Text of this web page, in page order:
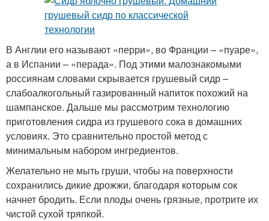
В Англии его называют «перри», во Франции – «пуаре»,
а в Испании – «перада». Под этими малознакомыми
россиянам словами скрывается грушевый сидр –
слабоалкогольный газированный напиток похожий на
шампанское. Дальше мы рассмотрим технологию
приготовления сидра из грушевого сока в домашних
условиях. Это сравнительно простой метод с
минимальным набором ингредиентов.
Желательно не мыть груши, чтобы на поверхности
сохранились дикие дрожжи, благодаря которым сок
начнет бродить. Если плоды очень грязные, протрите их
чистой сухой тряпкой.